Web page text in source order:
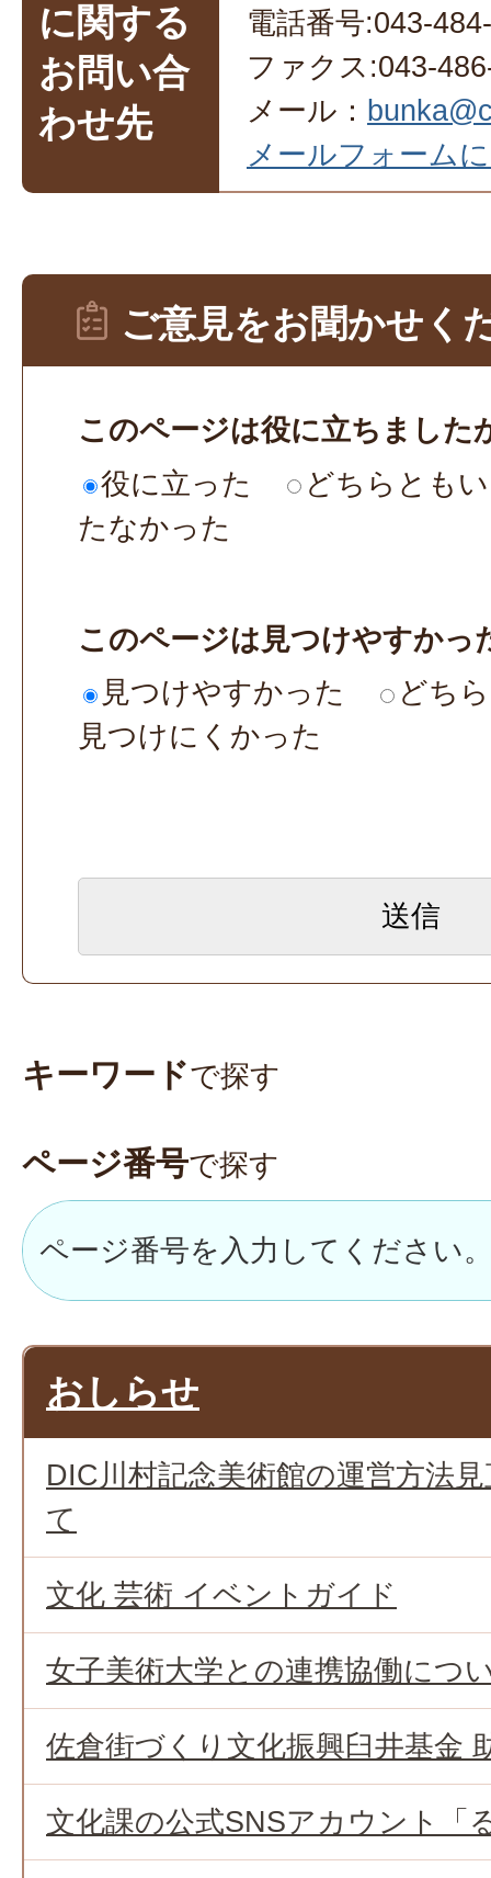
に関する
お問い合
わせ先
電話番号:043-
ファクス:043-
メール：
メールフォーム
ご意見をお聞かせく
このページは役に立ちました
役に立った
どちらとも
たなかった
このページは見つけやすかっ
見つけやすかった
どち
見つけにくかった
キーワードで探す
ページ番号で探す
おしらせ
DIC川村記念美術館の運営方法
て
文化 芸術 イベントガイド
女子美術大学との連携協働につ
佐倉街づくり文化振興臼井基金
文化課の公式SNSアカウント「